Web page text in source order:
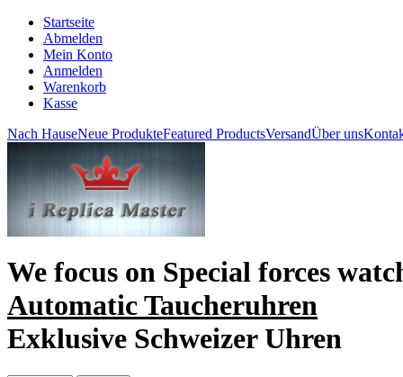
Startseite
Abmelden
Mein Konto
Anmelden
Warenkorb
Kasse
Nach HauseNeue ProdukteFeatured ProductsVersandÜber uns
We focus on Special forces
Automatic Taucheruhren
Exklusive Schweizer Uhren